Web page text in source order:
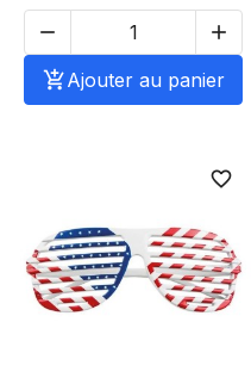


Ajouter au panier
favorite_border